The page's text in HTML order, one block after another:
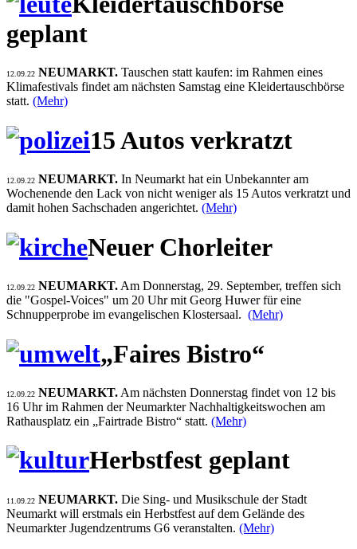
geplant
12.09.22 NEUMARKT. Tauschen statt kaufen: im Rahmen eines
Klimafestivals findet am nächsten Samstag eine Kleidertauschbörse
statt. (Mehr)
15 Autos verkratzt
12.09.22 NEUMARKT. In Neumarkt hat ein Unbekannter am
Wochenende den Lack von nicht weniger als 15 Autos verkratzt und
damit hohen Sachschaden angerichtet. (Mehr)
Neuer Chorleiter
12.09.22 NEUMARKT. Am Donnerstag, 29. September, treffen sich
die "Gospel-Voices" um 20 Uhr mit Georg Huwer für eine
Schnupperprobe im evangelischen Klostersaal. (Mehr)
„Faires Bistro“
12.09.22 NEUMARKT. Am nächsten Donnerstag findet von 12 bis
16 Uhr im Rahmen der Neumarkter Nachhaltigkeitswochen am
Rathausplatz ein „Fairtrade Bistro“ statt. (Mehr)
Herbstfest geplant
11.09.22 NEUMARKT. Die Sing- und Musikschule der Stadt
Neumarkt will erstmals ein Herbstfest auf dem Gelände des
Neumarkter Jugendzentrums G6 veranstalten. (Mehr)